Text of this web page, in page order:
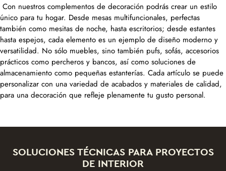
Con nuestros complementos de decoración podrás crear un estilo
único para tu hogar. Desde mesas multifuncionales, perfectas
también como mesitas de noche, hasta escritorios; desde estantes
hasta espejos, cada elemento es un ejemplo de diseño moderno y
versatilidad. No sólo muebles, sino también pufs, sofás, accesorios
prácticos como percheros y bancos, así como soluciones de
almacenamiento como pequeñas estanterías. Cada artículo se puede
personalizar con una variedad de acabados y materiales de calidad,
para una decoración que refleje plenamente tu gusto personal.
SOLUCIONES TÉCNICAS PARA PROYECTOS
DE INTERIOR